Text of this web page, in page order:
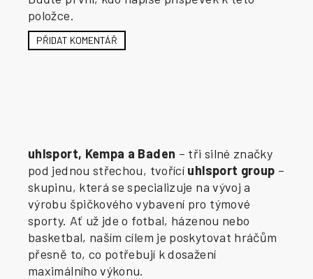
položce.
PŘIDAT KOMENTÁŘ
uhlsport, Kempa a Baden – tři silné značky
pod jednou střechou, tvořící uhlsport group –
skupinu, která se specializuje na vývoj a
výrobu špičkového vybavení pro týmové
sporty. Ať už jde o fotbal, házenou nebo
basketbal, naším cílem je poskytovat hráčům
přesně to, co potřebují k dosažení
maximálního výkonu.